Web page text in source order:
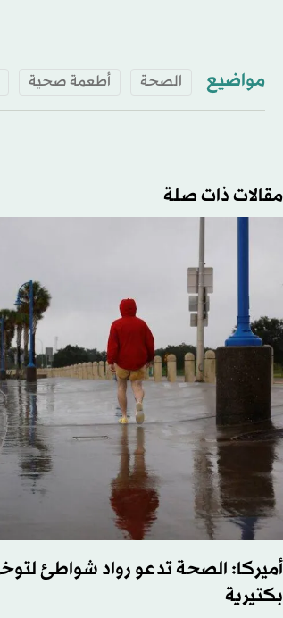
مواضيع الصحة أطعمة صحية
مقالات ذات صلة
أميركا: الصحة تدعو رواد شواطئ
بكتيرية